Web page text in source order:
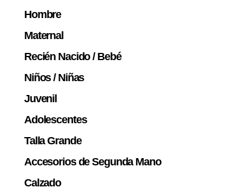
Hombre
Maternal
Recién Nacido / Bebé
Niños / Niñas
Juvenil
Adolescentes
Talla Grande
Accesorios de Segunda Mano
Calzado